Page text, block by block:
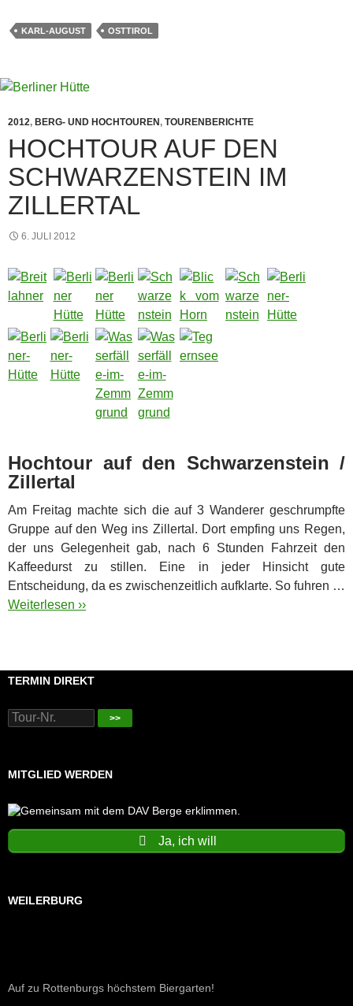
KARL-AUGUST OSTTIROL
2012, BERG- UND HOCHTOUREN, TOURENBERICHTE
HOCHTOUR AUF DEN
SCHWARZENSTEIN IM
ZILLERTAL
6. JULI 2012
Hochtour auf den Schwarzenstein /
Zillertal
Am Freitag machte sich die auf 3 Wanderer geschrumpfte
Gruppe auf den Weg ins Zillertal. Dort empfing uns Regen,
der uns Gelegenheit gab, nach 6 Stunden Fahrzeit den
Kaffeedurst zu stillen. Eine in jeder Hinsicht gute
Entscheidung, da es zwischenzeitlich aufklarte. So fuhren …
Weiterlesen ››
TERMIN DIREKT
>>
MITGLIED WERDEN
Ja, ich will
WEILERBURG
Auf zu Rottenburgs höchstem Biergarten!